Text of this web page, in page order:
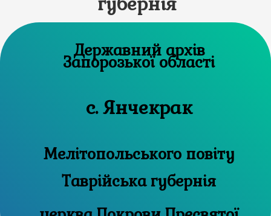
Державний архів
Запорозької області
с. Янчекрак
Мелітопольського повіту
Таврійська губернія